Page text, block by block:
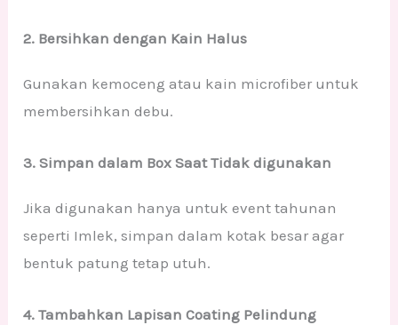
2. Bersihkan dengan Kain Halus
Gunakan kemoceng atau kain microfiber untuk
membersihkan debu.
3. Simpan dalam Box Saat Tidak digunakan
Jika digunakan hanya untuk event tahunan
seperti Imlek, simpan dalam kotak besar agar
bentuk patung tetap utuh.
4. Tambahkan Lapisan Coating Pelindung